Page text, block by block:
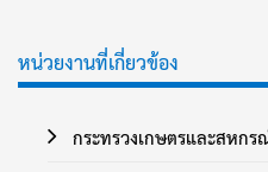
หน่วยงานที่เกี่ยวข้อง
กระทรวงเกษตรและสหกร